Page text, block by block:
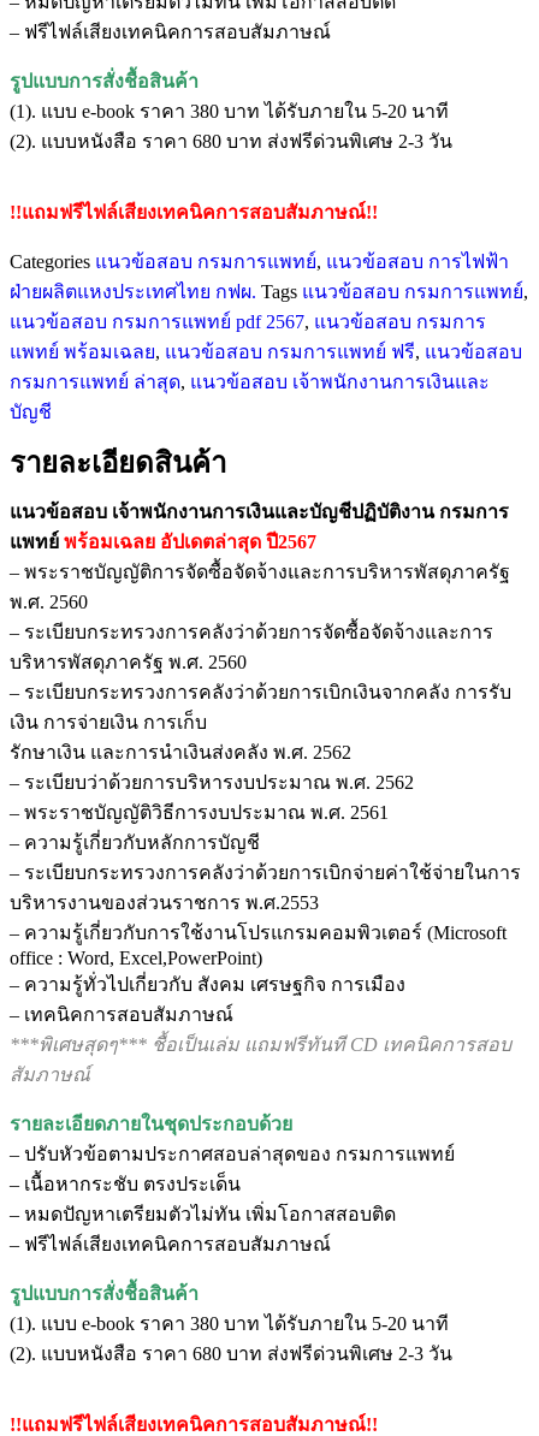
– ฟรีไฟล์เสียงเทคนิคการสอบสัมภาษณ์
รูปแบบการสั่งชื้อสินค้า
(1). แบบ e-book ราคา 380 บาท ได้รับภายใน 5-20 นาที
(2). แบบหนังสือ ราคา 680 บาท ส่งฟรีด่วนพิเศษ 2-3 วัน
!!แถมฟรีไฟล์เสียงเทคนิคการสอบสัมภาษณ์!!
Categories แนวข้อสอบ กรมการแพทย์, แนวข้อสอบ การไฟฟ้า
ฝ่ายผลิตแหงประเทศไทย กฟผ. Tags แนวข้อสอบ กรมการแพทย์,
แนวข้อสอบ กรมการแพทย์ pdf 2567, แนวข้อสอบ กรมการ
แพทย์ พร้อมเฉลย, แนวข้อสอบ กรมการแพทย์ ฟรี, แนวข้อสอบ
กรมการแพทย์ ล่าสุด, แนวข้อสอบ เจ้าพนักงานการเงินและ
บัญชี
รายละเอียดสินค้า
แนวข้อสอบ เจ้าพนักงานการเงินและบัญชีปฏิบัติงาน กรมการ
แพทย์ พร้อมเฉลย อัปเดตล่าสุด ปี2567
– พระราชบัญญัติการจัดซื้อจัดจ้างและการบริหารพัสดุภาครัฐ
พ.ศ. 2560
– ระเบียบกระทรวงการคลังว่าด้วยการจัดซื้อจัดจ้างและการ
บริหารพัสดุภาครัฐ พ.ศ. 2560
– ระเบียบกระทรวงการคลังว่าด้วยการเบิกเงินจากคลัง การรับ
เงิน การจ่ายเงิน การเก็บ
รักษาเงิน และการนำเงินส่งคลัง พ.ศ. 2562
– ระเบียบว่าด้วยการบริหารงบประมาณ พ.ศ. 2562
– พระราชบัญญัติวิธีการงบประมาณ พ.ศ. 2561
– ความรู้เกี่ยวกับหลักการบัญชี
– ระเบียบกระทรวงการคลังว่าด้วยการเบิกจ่ายค่าใช้จ่ายในการ
บริหารงานของส่วนราชการ พ.ศ.2553
– ความรู้เกี่ยวกับการใช้งานโปรแกรมคอมพิวเตอร์ (Microsoft
office : Word, Excel,PowerPoint)
– ความรู้ทั่วไปเกี่ยวกับ สังคม เศรษฐกิจ การเมือง
– เทคนิคการสอบสัมภาษณ์
***พิเศษสุดๆ*** ชื้อเป็นเล่ม แถมฟรีทันที CD เทคนิคการสอบ
สัมภาษณ์
รายละเอียดภายในชุดประกอบด้วย
– ปรับหัวข้อตามประกาศสอบล่าสุดของ กรมการแพทย์
– เนื้อหากระชับ ตรงประเด็น
– หมดปัญหาเตรียมตัวไม่ทัน เพิ่มโอกาสสอบติด
– ฟรีไฟล์เสียงเทคนิคการสอบสัมภาษณ์
รูปแบบการสั่งชื้อสินค้า
(1). แบบ e-book ราคา 380 บาท ได้รับภายใน 5-20 นาที
(2). แบบหนังสือ ราคา 680 บาท ส่งฟรีด่วนพิเศษ 2-3 วัน
!!แถมฟรีไฟล์เสียงเทคนิคการสอบสัมภาษณ์!!